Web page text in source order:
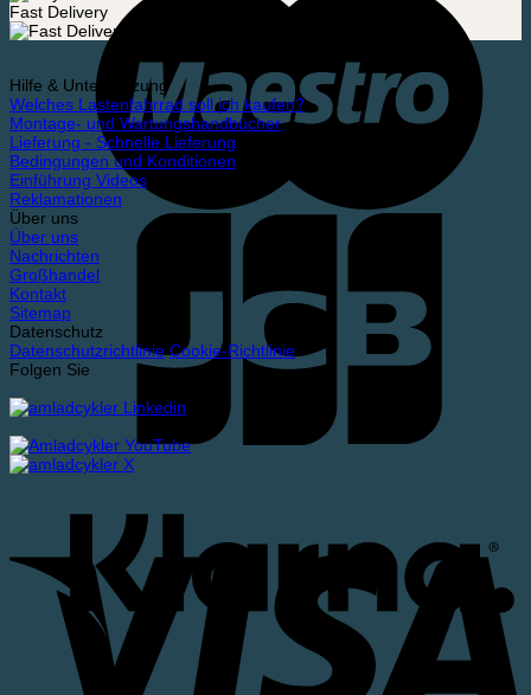
Fast Delivery
Hilfe & Unterstützung
Welches Lastenfahrrad soll ich kaufen?
Montage- und Wartungshandbücher
Lieferung - Schnelle Lieferung
Bedingungen und Konditionen
Einführung Videos
Reklamationen
Über uns
Über uns
Nachrichten
Großhandel
Kontakt
Sitemap
Datenschutz
Datenschutzrichtlinie Cookie-Richtlinie
Folgen Sie